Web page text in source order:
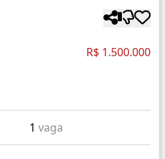
R$ 1.500.000
1vaga